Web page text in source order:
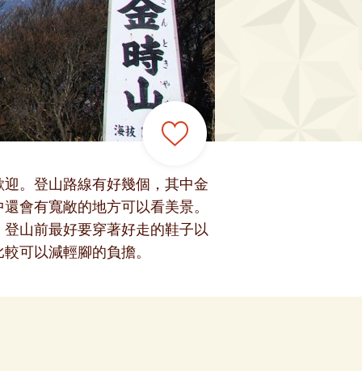
。登山路線有好幾個，其中金
會有寬敞的地方可以看美景。
山前最好要穿著好走的鞋子以
可以減輕腳的負擔。